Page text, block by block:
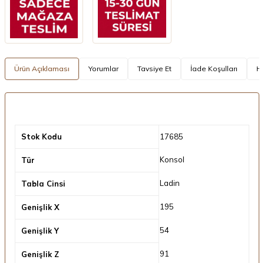
Ürün Açıklaması Yorumlar Tavsiye Et İade Koşulları
Stok Kodu 17685
Tür Konsol
Tabla Cinsi Ladin
Genişlik X 195
Genişlik Y 54
Genişlik Z 91